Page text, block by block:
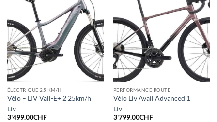
ÉLECTRIQUE 25 KM/H
Vélo – LIV Vall-E+ 2 25km/h
Liv
3'499.00CHF
PERFORMANCE ROUTE
Vélo Liv Avail Advanced 1
Liv
3'799.00CHF